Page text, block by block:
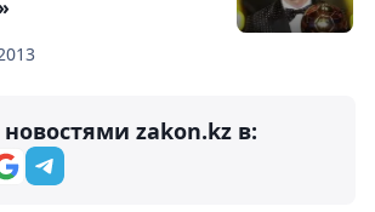
zakon.kz в: